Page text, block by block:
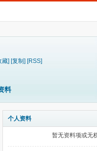
藏] [复制] [RSS]
料
个人资料
暂无资料项或无